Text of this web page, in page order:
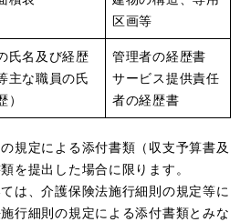
区画等
氏名及び経歴
主な職員の氏
管理者の経歴書
サービス提供責任
者の経歴書
規定による添付書類（収支予算書及
を提出した場合に限ります。
は、介護保険法施行細則の規定等に
行細則の規定による添付書類とみな